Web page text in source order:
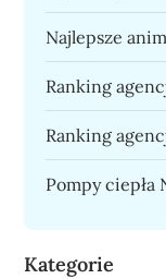
Najlepsze
Ranking
Ranking
Pompy
Kategorie